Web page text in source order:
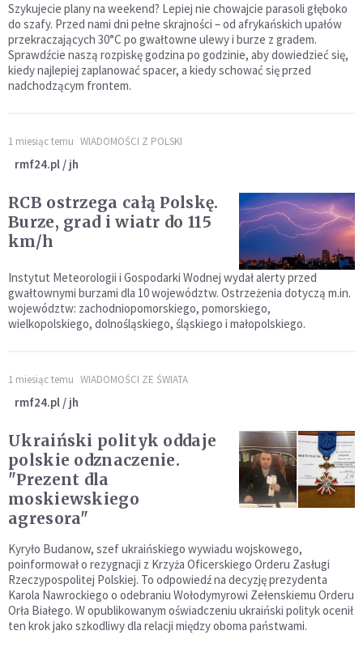
Szykujecie plany na weekend? Lepiej nie chowajcie parasoli głęboko
do szafy. Przed nami dni pełne skrajności – od afrykańskich upałów
przekraczających 30°C po gwałtowne ulewy i burze z gradem.
Sprawdźcie naszą rozpiskę godzina po godzinie, aby dowiedzieć się,
kiedy najlepiej zaplanować spacer, a kiedy schować się przed
nadchodzącym frontem.
1 miesiąc temu WIADOMOŚCI Z POLSKI
rmf24.pl / jh
RCB ostrzega całą Polskę.
Burze, grad i wiatr do 115
km/h
Instytut Meteorologii i Gospodarki Wodnej wydał alerty przed
gwałtownymi burzami dla 10 województw. Ostrzeżenia dotyczą m.in.
województw: zachodniopomorskiego, pomorskiego,
wielkopolskiego, dolnośląskiego, śląskiego i małopolskiego.
1 miesiąc temu WIADOMOŚCI ZE ŚWIATA
rmf24.pl / jh
Ukraiński polityk oddaje
polskie odznaczenie.
"Prezent dla
moskiewskiego
agresora"
Kyryło Budanow, szef ukraińskiego wywiadu wojskowego,
poinformował o rezygnacji z Krzyża Oficerskiego Orderu Zasługi
Rzeczypospolitej Polskiej. To odpowiedź na decyzję prezydenta
Karola Nawrockiego o odebraniu Wołodymyrowi Zełenskiemu Orderu
Orła Białego. W opublikowanym oświadczeniu ukraiński polityk ocenił
ten krok jako szkodliwy dla relacji między oboma państwami.